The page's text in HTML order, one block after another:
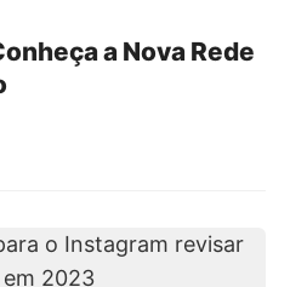
a Nova Rede